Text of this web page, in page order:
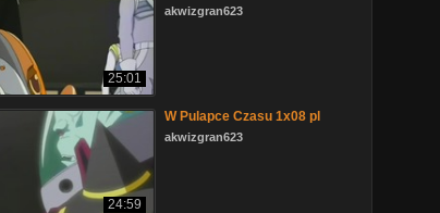
25:01
akwizgran623
24:59
W Pulapce Czasu 1x08 pl
akwizgran623